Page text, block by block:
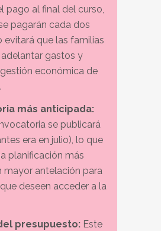
pago al final del curso,
pagarán cada dos
evitará que las familias
gastos y
económica de
más anticipada:
se publicará
era en julio), lo que
planificación más
mayor antelación para
deseen acceder a la
presupuesto: Este